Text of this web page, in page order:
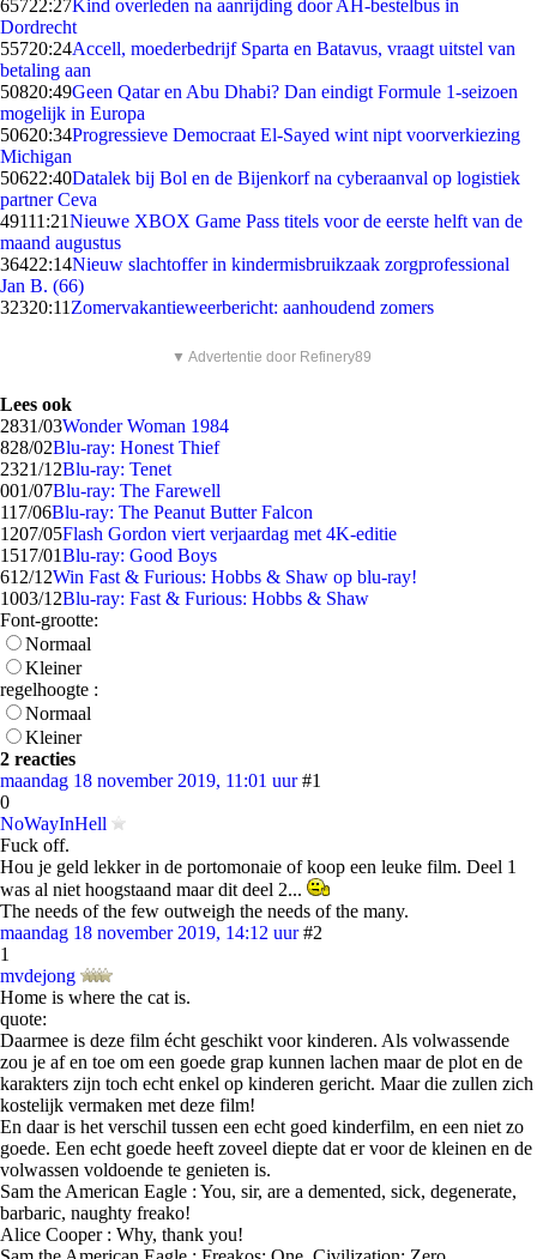
65722:27Kind overleden na aanrijding door AH-bestelbus in
Dordrecht
55720:24Accell, moederbedrijf Sparta en Batavus, vraagt uitstel van
betaling aan
50820:49Geen Qatar en Abu Dhabi? Dan eindigt Formule 1-seizoen
mogelijk in Europa
50620:34Progressieve Democraat El-Sayed wint nipt voorverkiezing
Michigan
50622:40Datalek bij Bol en de Bijenkorf na cyberaanval op logistiek
partner Ceva
49111:21Nieuwe XBOX Game Pass titels voor de eerste helft van de
maand augustus
36422:14Nieuw slachtoffer in kindermisbruikzaak zorgprofessional
Jan B. (66)
32320:11 Zomervakantieweerbericht: aanhoudend zomers
▼ Advertentie door Refinery89
Lees ook
2831/03Wonder Woman 1984
828/02Blu-ray: Honest Thief
2321/12Blu-ray: Tenet
001/07Blu-ray: The Farewell
117/06Blu-ray: The Peanut Butter Falcon
1207/05Flash Gordon viert verjaardag met 4K-editie
1517/01Blu-ray: Good Boys
612/12Win Fast & Furious: Hobbs & Shaw op blu-ray!
1003/12Blu-ray: Fast & Furious: Hobbs & Shaw
Font-grootte:
Normaal
Kleiner
regelhoogte :
Normaal
Kleiner
2 reacties
maandag 18 november 2019, 11:01 uur #1
0
NoWayInHell
Fuck off.
Hou je geld lekker in de portomonaie of koop een leuke film. Deel 1
was al niet hoogstaand maar dit deel 2...
The needs of the few outweigh the needs of the many.
maandag 18 november 2019, 14:12 uur #2
1
mvdejong
Home is where the cat is.
quote:
Daarmee is deze film écht geschikt voor kinderen. Als volwassende
zou je af en toe om een goede grap kunnen lachen maar de plot en de
karakters zijn toch echt enkel op kinderen gericht. Maar die zullen zich
kostelijk vermaken met deze film!
En daar is het verschil tussen een echt goed kinderfilm, en een niet zo
goede. Een echt goede heeft zoveel diepte dat er voor de kleinen en de
volwassen voldoende te genieten is.
Sam the American Eagle : You, sir, are a demented, sick, degenerate,
barbaric, naughty freako!
Alice Cooper : Why, thank you!